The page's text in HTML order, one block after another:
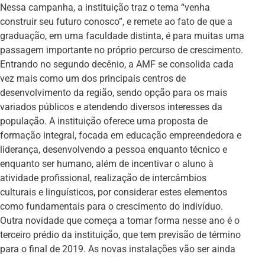
Nessa campanha, a instituição traz o tema “venha
construir seu futuro conosco”, e remete ao fato de que a
graduação, em uma faculdade distinta, é para muitas uma
passagem importante no próprio percurso de crescimento.
Entrando no segundo decênio, a AMF se consolida cada
vez mais como um dos principais centros de
desenvolvimento da região, sendo opção para os mais
variados públicos e atendendo diversos interesses da
população. A instituição oferece uma proposta de
formação integral, focada em educação empreendedora e
liderança, desenvolvendo a pessoa enquanto técnico e
enquanto ser humano, além de incentivar o aluno à
atividade profissional, realização de intercâmbios
culturais e linguísticos, por considerar estes elementos
como fundamentais para o crescimento do indivíduo.
Outra novidade que começa a tomar forma nesse ano é o
terceiro prédio da instituição, que tem previsão de término
para o final de 2019. As novas instalações vão ser ainda